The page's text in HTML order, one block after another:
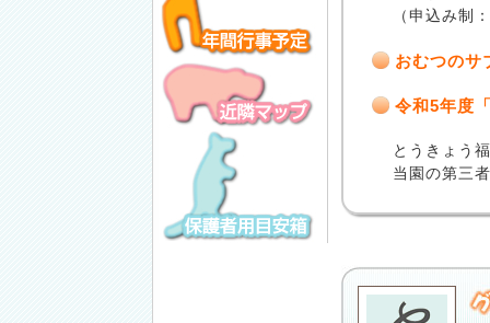
（申込み制
おむつの
令和5年度
とうきょう
当園の第三